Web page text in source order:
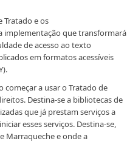
Tratado e os
implementação que transformará
de acesso ao texto
em formatos acessíveis
começar a usar o Tratado de
Destina-se a bibliotecas de
que já prestam serviços a
esses serviços. Destina-se,
Marraqueche e onde a